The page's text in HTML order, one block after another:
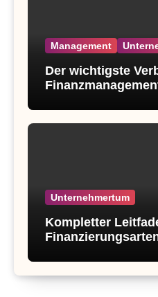
Management
Der wichtigste
Unternehmertum
Kompletter